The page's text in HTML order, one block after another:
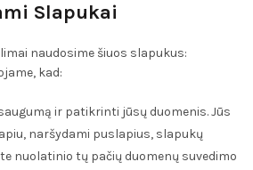
Slapukai
naudosime šiuos slapukus:
kad:
ir patikrinti jūsų duomenis. Jūs
naršydami puslapius, slapukų
nuolatinio tų pačių duomenų suvedimo